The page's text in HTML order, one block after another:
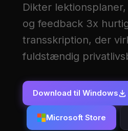
Dikter
og feedback 3x
transskription, der
fuldstændig
Download til Windows
Microsoft Store